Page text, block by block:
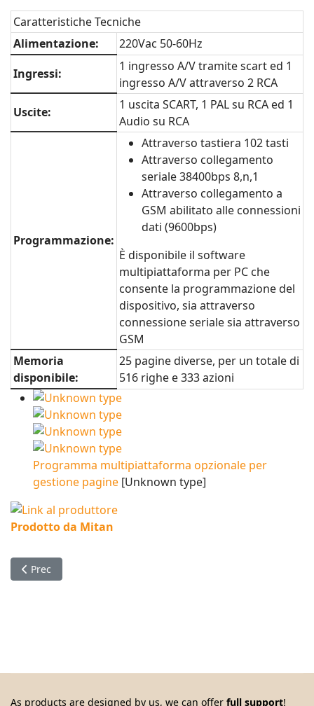
Caratteristiche Tecniche
Alimentazione:
220Vac 50-60Hz
Ingressi:
1 ingresso A/V tramite scart ed 1
ingresso A/V attraverso 2 RCA
Uscite:
1 uscita SCART, 1 PAL su RCA ed 1
Audio su RCA
Programmazione:
Attraverso tastiera 102 tasti
Attraverso collegamento
seriale 38400bps 8,n,1
Attraverso collegamento a
GSM abilitato alle connessioni
dati (9600bps)
È disponibile il software
multipiattaforma per PC che
consente la programmazione del
dispositivo, sia attraverso
connessione seriale sia attraverso
GSM
Memoria
disponibile:
25 pagine diverse, per un totale di
516 righe e 333 azioni
Programma multipiattaforma opzionale per
gestione pagine [Unknown type]
Prodotto da Mitan
Articolo precedente: Multimedia system based on Linux
Prec
As products are designed by us, we can offer full support!